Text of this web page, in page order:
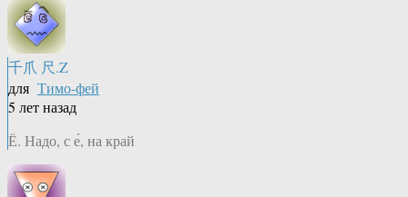
千爪 尺.Z
для Тимо-фей
5 лет назад
Ё. Надо, с е́, на край